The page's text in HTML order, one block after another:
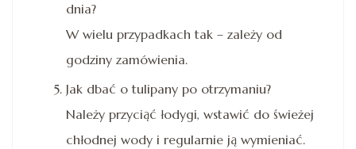
dnia?
W wielu przypadkach tak – zależy od
godziny zamówienia.
Jak dbać o tulipany po otrzymaniu?
Należy przyciąć łodygi, wstawić do świeżej
chłodnej wody i regularnie ją wymieniać.